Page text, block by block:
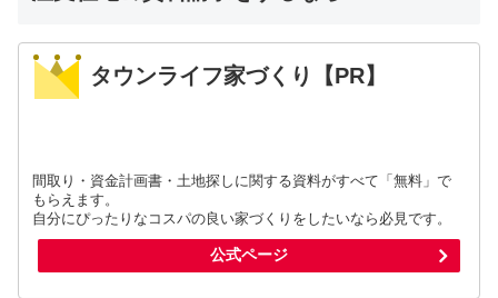
タウンライフ家づくり【PR】
間取り・資金計画書・土地探しに関する資料がすべて「無料」で
もらえます。
自分にぴったりなコスパの良い家づくりをしたいなら必見です。
公式ページ